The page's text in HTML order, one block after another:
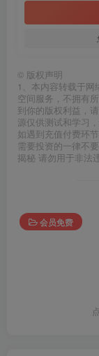
© 版权声明
1、本内容转载于
空间服务，不拥有
到你的版权利益，
源仅供测试和学习
如遇到充值付费环
需要投资的一律不
揭秘 请勿用于非法
会员免费